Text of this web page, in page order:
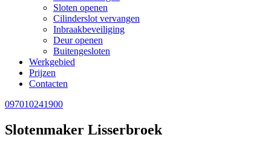
Sloten openen
Cilinderslot vervangen
Inbraakbeveiliging
Deur openen
Buitengesloten
Werkgebied
Prijzen
Contacten
097010241900
Slotenmaker Lisserbroek